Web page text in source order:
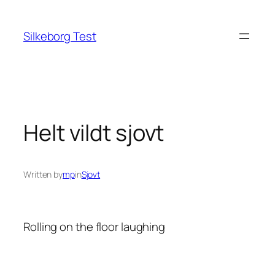
indhold
Silkeborg Test
Helt vildt sjovt
Written bympinSjovt
Rolling on the floor laughing